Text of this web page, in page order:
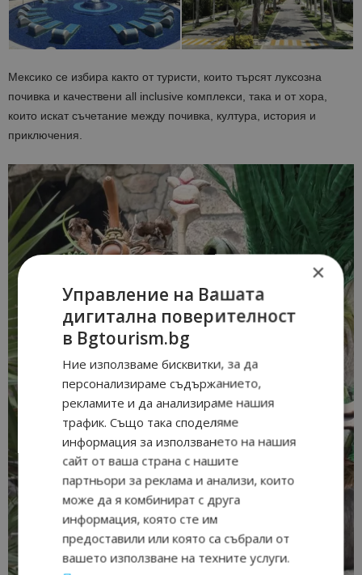
Мексико се избира както от туристи, които търсят луксозна
почивка и качествени all inclusive комплекси, така и от хора,
които искат съчетание между почивка, култура, история и
приключения.
×
Управление на Вашата
дигитална поверителност
в Bgtourism.bg
Ние използваме бисквитки, за да
персонализираме съдържанието,
рекламите и да анализираме нашия
трафик. Също така споделяме
информация за използването на нашия
сайт от ваша страна с нашите
партньори за реклама и анализи, които
може да я комбинират с друга
информация, която сте им
предоставили или която са събрали от
вашето използване на техните услуги.